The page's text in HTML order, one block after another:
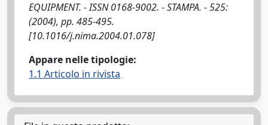
EQUIPMENT. - ISSN 0168-9002. - STAMPA. - 525:
(2004), pp. 485-495.
[10.1016/j.nima.2004.01.078]
Appare nelle tipologie:
1.1 Articolo in rivista